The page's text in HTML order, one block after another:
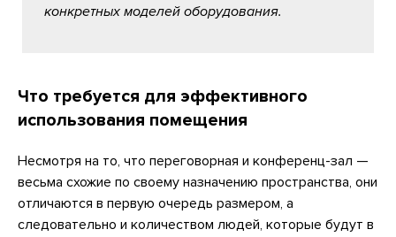
конкретных моделей оборудования.
Что требуется для эффективного
использования помещения
Несмотря на то, что переговорная и конференц-зал —
весьма схожие по своему назначению пространства, они
отличаются в первую очередь размером, а
следовательно и количеством людей, которые будут в